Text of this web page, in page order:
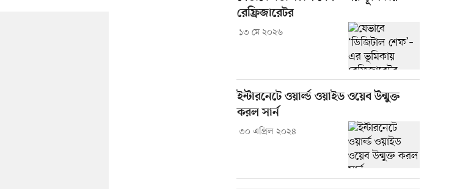
রেফ্রিজারেটর
১৩ মে ২০২৬
ইন্টারনেটে ওয়ার্ল্ড ওয়াইড ওয়েব উন্মুক্ত
করল সার্ন
৩০ এপ্রিল ২০২৪